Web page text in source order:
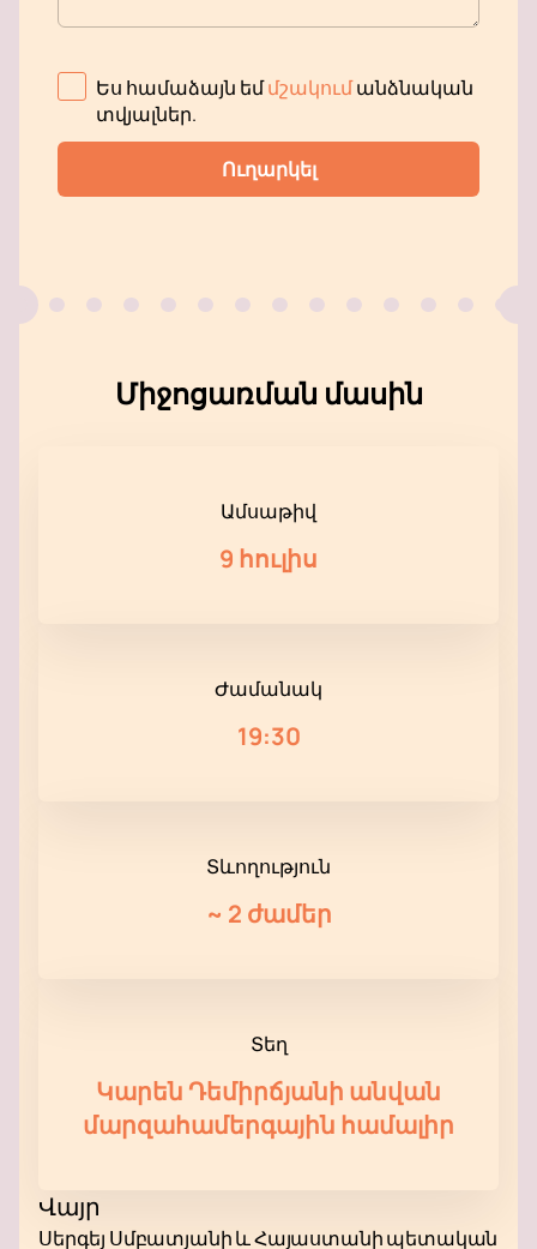
Ես համաձայն եմմշակումանձնական
տվյալներ.
Ուղարկել
Միջոցառման մասին
Ամսաթիվ
9 հուլիս
Ժամանակ
19:30
Տևողություն
~ 2 ժամեր
Տեղ
Կարեն Դեմիրճյանի անվան
մարզահամերգային համալիր
Վայր
Սերգեյ Սմբատյանի և Հայաստանի պետական